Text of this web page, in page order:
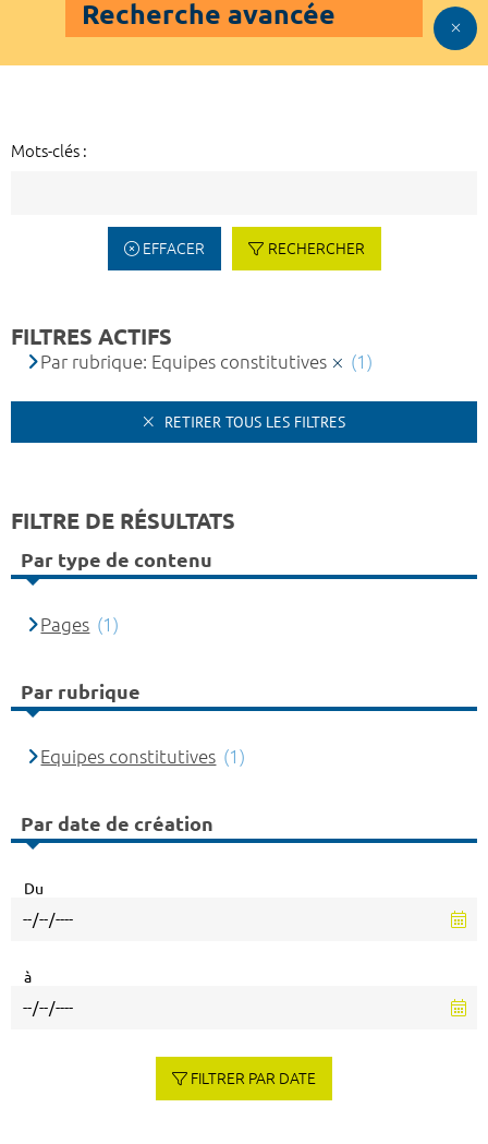
Recherche avancée
Mots-clés :
EFFACER RECHERCHER
FILTRES ACTIFS
Par rubrique: Equipes constitutives (1)
RETIRER TOUS LES FILTRES
FILTRE DE RÉSULTATS
Par type de contenu
Pages (1)
Par rubrique
Equipes constitutives (1)
Par date de création
Du
à
FILTRER PAR DATE